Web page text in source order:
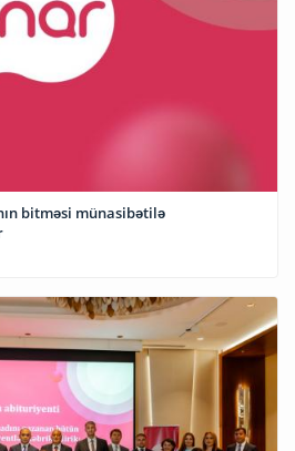
bitməsi münasibətilə